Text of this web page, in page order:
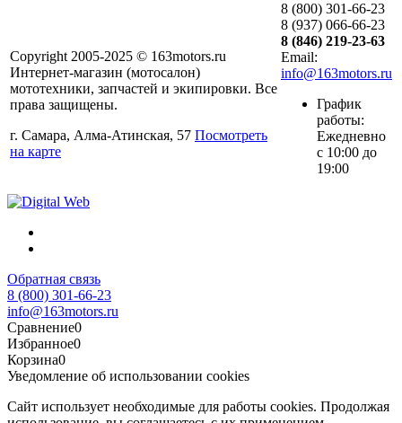
Copyright 2005-2025 © 163motors.ru
Интернет-магазин (мотосалон)
мототехники, запчастей и экипировки. Все
права защищены.
г. Самара, Алма-Атинская, 57 Посмотреть
на карте
8 (800) 301-66-23
8 (937) 066-66-23
8 (846) 219-23-63
Email:
info@163motors.ru
График
работы:
Ежедневно
с 10:00 до
19:00
Обратная связь
8 (800) 301-66-23
info@163motors.ru
Сравнение0
Избранное0
Корзина0
Уведомление об использовании cookies
Сайт использует необходимые для работы cookies. Продолжая